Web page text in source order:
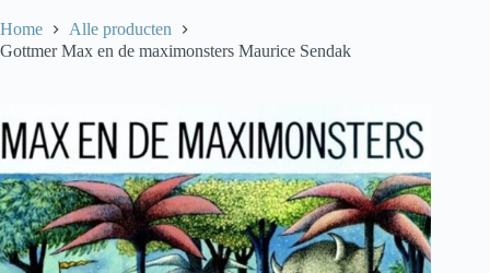
Home
Alle producten
Gottmer Max en de maximonsters Maurice Sendak